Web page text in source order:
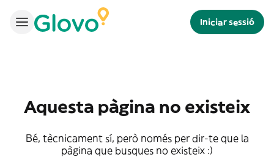
Iniciar sessió
Aquesta pàgina no existeix
Bé, tècnicament sí, però només per dir-te que la
pàgina que busques no existeix :)